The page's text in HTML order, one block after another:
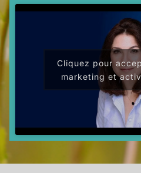
Cliquez pour
marketing et